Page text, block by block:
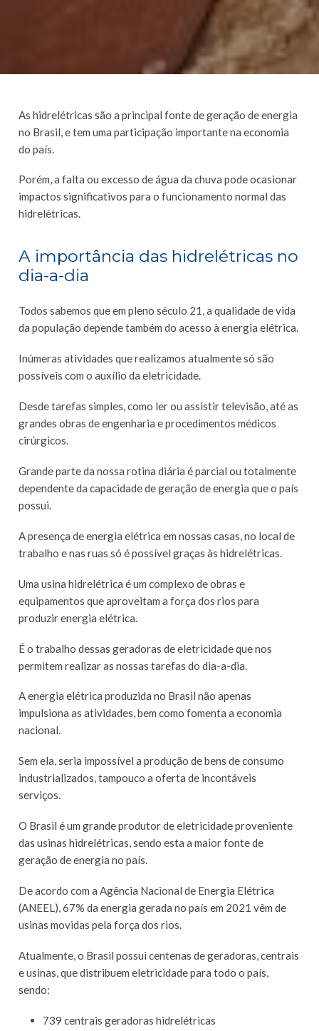
As hidrelétricas são a principal fonte de geração de energia
no Brasil, e tem uma participação importante na economia
do país.
Porém, a falta ou excesso de água da chuva pode ocasionar
impactos significativos para o funcionamento normal das
hidrelétricas.
A importância das hidrelétricas no
dia-a-dia
Todos sabemos que em pleno século 21, a qualidade de vida
da população depende também do acesso à energia elétrica.
Inúmeras atividades que realizamos atualmente só são
possíveis com o auxílio da eletricidade.
Desde tarefas simples, como ler ou assistir televisão, até as
grandes obras de engenharia e procedimentos médicos
cirúrgicos.
Grande parte da nossa rotina diária é parcial ou totalmente
dependente da capacidade de geração de energia que o país
possui.
A presença de energia elétrica em nossas casas, no local de
trabalho e nas ruas só é possível graças às hidrelétricas.
Uma usina hidrelétrica é um complexo de obras e
equipamentos que aproveitam a força dos rios para
produzir energia elétrica.
É o trabalho dessas geradoras de eletricidade que nos
permitem realizar as nossas tarefas do dia-a-dia.
A energia elétrica produzida no Brasil não apenas
impulsiona as atividades, bem como fomenta a economia
nacional.
Sem ela, seria impossível a produção de bens de consumo
industrializados, tampouco a oferta de incontáveis
serviços.
O Brasil é um grande produtor de eletricidade proveniente
das usinas hidrelétricas, sendo esta a maior fonte de
geração de energia no país.
De acordo com a Agência Nacional de Energia Elétrica
(ANEEL), 67% da energia gerada no país em 2021 vêm de
usinas movidas pela força dos rios.
Atualmente, o Brasil possui centenas de geradoras, centrais
e usinas, que distribuem eletricidade para todo o país,
sendo:
739 centrais geradoras hidrelétricas